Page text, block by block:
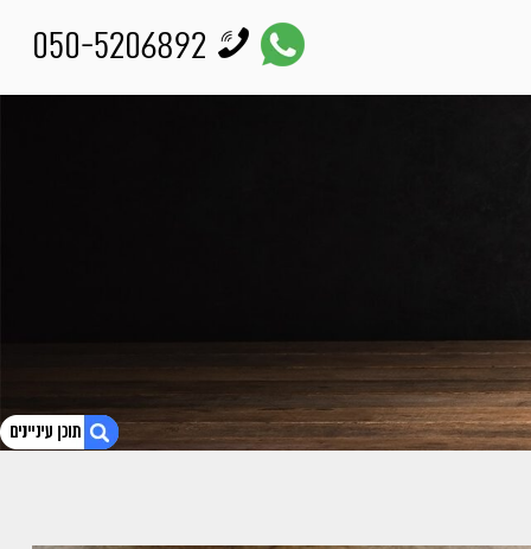
050-5206892